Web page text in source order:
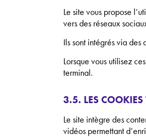
Le site vous propose
vers des réseaux
Ils sont intégrés via
Lorsque vous utilisez
terminal.
3.5. LES
Le site intègre des
vidéos permettant